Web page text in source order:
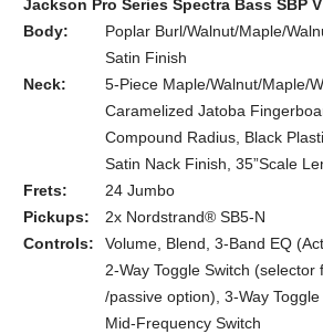
Jackson Pro Series Spectra Bass SBP V
Body:
Poplar Burl/Walnut/Maple/
Satin Finish
Neck:
5-Piece Maple/Walnut/Maple/
Caramelized Jatoba
Compound Radius, Black
Satin Nack Finish, 35”Scale
Frets:
24 Jumbo
Pickups:
2x Nordstrand® SB5-N
Controls:
Volume, Blend, 3-Band EQ
2-Way Toggle Switch (selector
/passive option), 3-Way
Mid-Frequency Switch